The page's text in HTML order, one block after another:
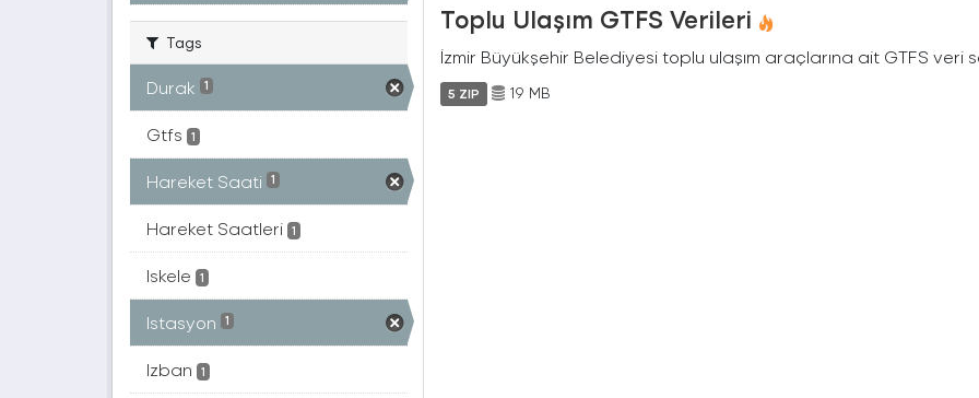
Tags
Durak 1
Gtfs 1
Hareket Saati 1
Hareket Saatleri 1
Iskele 1
Istasyon 1
Izban 1
Toplu Ulaşım GTFS Verileri
İzmir Büyükşehir Belediyesi toplu ulaşım araçlarına ait GTFS veri
5 ZIP 19 MB